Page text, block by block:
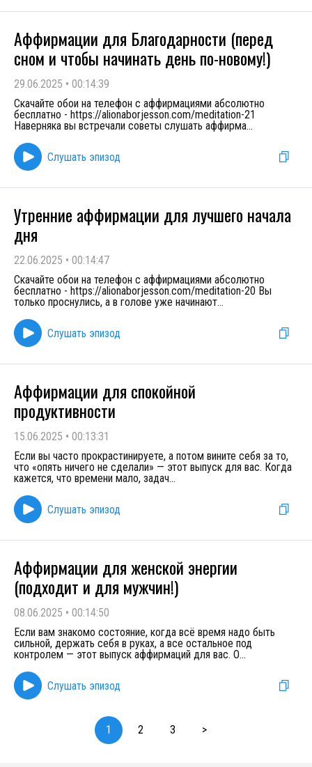
Аффирмации для Благодарности (перед
сном и чтобы начинать день по-новому!)
29.06.2025 • 00:14:39
Скачайте обои на телефон с аффирмациями абсолютно
бесплатно - https://alionaborjesson.com/meditation-21
Наверняка вы встречали советы слушать аффирма...
Слушать эпизод
Утренние аффирмации для лучшего начала
дня
22.06.2025 • 00:14:47
Скачайте обои на телефон с аффирмациями абсолютно
бесплатно - https://alionaborjesson.com/meditation-20 Вы
только проснулись, а в голове уже начинают...
Слушать эпизод
Аффирмации для спокойной
продуктивности
15.06.2025 • 00:13:31
Если вы часто прокрастинируете, а потом вините себя за то,
что «опять ничего не сделали» — этот выпуск для вас. Когда
кажется, что времени мало, задач...
Слушать эпизод
Аффирмации для женской энергии
(подходит и для мужчин!)
08.06.2025 • 00:14:50
Если вам знакомо состояние, когда всё время надо быть
сильной, держать себя в руках, а все остальное под
контролем — этот выпуск аффирмаций для вас. О...
Слушать эпизод
1 2 3 >